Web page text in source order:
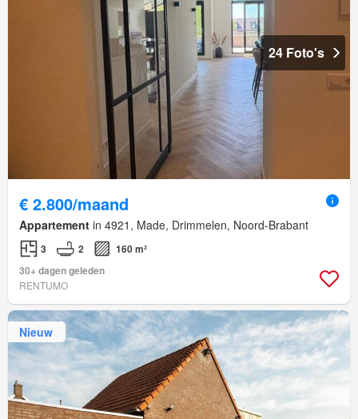
24 Foto's
€ 2.800/maand
Appartement in 4921, Made, Drimmelen, Noord-Brabant
3 2
160 m²
30+ dagen geleden
RENTUMO
Nieuw